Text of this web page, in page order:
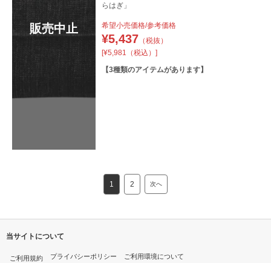
販売中止
らはぎ」
希望小売価格/参考価格
¥5,437 （税抜）
[¥5,981（税込）]
【3種類のアイテムがあります】
1 2 次へ
当サイトについて
ご利用規約 プライバシーポリシー ご利用環境について